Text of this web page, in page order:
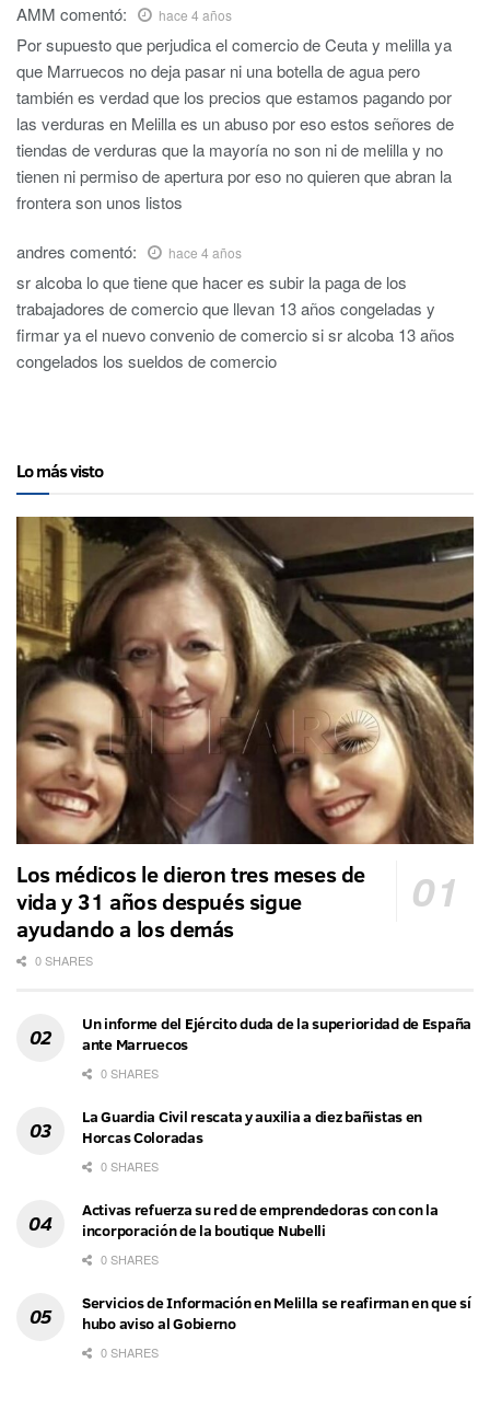
AMM comentó: hace 4 años
Por supuesto que perjudica el comercio de Ceuta y melilla ya
que Marruecos no deja pasar ni una botella de agua pero
también es verdad que los precios que estamos pagando por
las verduras en Melilla es un abuso por eso estos señores de
tiendas de verduras que la mayoría no son ni de melilla y no
tienen ni permiso de apertura por eso no quieren que abran la
frontera son unos listos
andres comentó: hace 4 años
sr alcoba lo que tiene que hacer es subir la paga de los
trabajadores de comercio que llevan 13 años congeladas y
firmar ya el nuevo convenio de comercio si sr alcoba 13 años
congelados los sueldos de comercio
Lo más visto
Los médicos le dieron tres meses de
vida y 31 años después sigue
ayudando a los demás
0 SHARES
Un informe del Ejército duda de la superioridad de España
ante Marruecos
0 SHARES
La Guardia Civil rescata y auxilia a diez bañistas en
Horcas Coloradas
0 SHARES
Activas refuerza su red de emprendedoras con con la
incorporación de la boutique Nubelli
0 SHARES
Servicios de Información en Melilla se reafirman en que sí
hubo aviso al Gobierno
0 SHARES